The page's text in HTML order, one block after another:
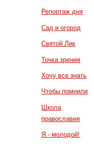
Репортаж дня
Сад и огород
Святой Лик
Точка зрения
Хочу все знать
Чтобы помнили
Школа
православия
Я - молодой!